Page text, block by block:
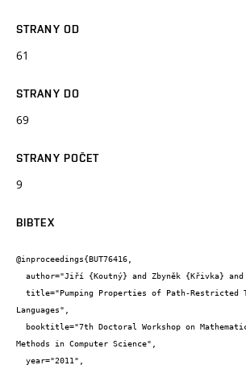
STRANY OD
61
STRANY DO
69
STRANY POČET
9
BIBTEX
@inproceedings{BUT76416,
Languages",
Methods in Computer Science",